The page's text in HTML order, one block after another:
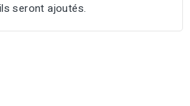
seront ajoutés.